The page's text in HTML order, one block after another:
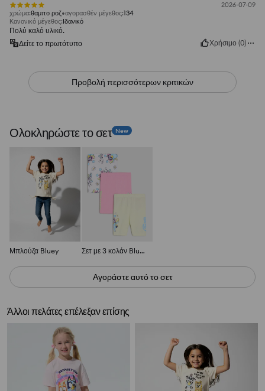
2026-07-09
χρώμα:θαμπο ροζ αγορασθέν μέγεθος:134
Κανονικό μέγεθος:Ιδανικό
Πολύ καλό υλικό.
Δείτε το πρωτότυπο
Χρήσιμο (0)
Προβολή περισσότερων κριτικών
Ολοκληρώστε το σετ New
Μπλούζα Bluey Σετ με 3 κολάν Bluey
Αγοράστε αυτό το σετ
Άλλοι πελάτες επέλεξαν επίσης